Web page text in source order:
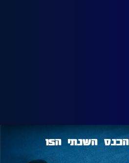
גלרייה תמונות: הכנס השנתי ה15